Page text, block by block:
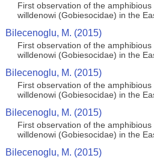
First observation of the
willdenowi (Gobiesocidae) in the
Bilecenoglu, M. (2015)
First observation of the
willdenowi (Gobiesocidae) in the
Bilecenoglu, M. (2015)
First observation of the
willdenowi (Gobiesocidae) in the
Bilecenoglu, M. (2015)
First observation of the
willdenowi (Gobiesocidae) in the
Bilecenoglu, M. (2015)